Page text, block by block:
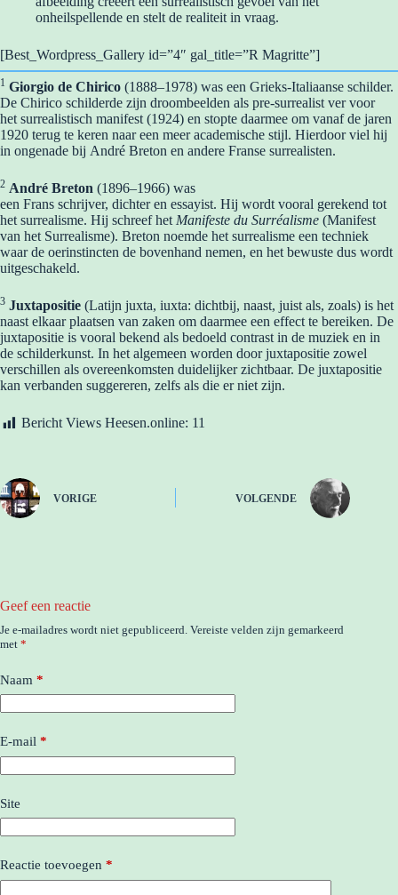
onheilspellende en stelt de realiteit in vraag.
[Best_Wordpress_Gallery id=”4″ gal_title=”R Magritte”]
1 Giorgio de Chirico (1888–1978) was een Grieks-Italiaanse schilder.
De Chirico schilderde zijn droombeelden als pre-surrealist ver voor
het surrealistisch manifest (1924) en stopte daarmee om vanaf de jaren
1920 terug te keren naar een meer academische stijl. Hierdoor viel hij
in ongenade bij André Breton en andere Franse surrealisten.
2 André Breton (1896–1966) was
een Frans schrijver, dichter en essayist. Hij wordt vooral gerekend tot
het surrealisme. Hij schreef het Manifeste du Surréalisme (Manifest
van het Surrealisme). Breton noemde het surrealisme een techniek
waar de oerinstincten de bovenhand nemen, en het bewuste dus wordt
uitgeschakeld.
3 Juxtapositie (Latijn juxta, iuxta: dichtbij, naast, juist als, zoals) is het
naast elkaar plaatsen van zaken om daarmee een effect te bereiken. De
juxtapositie is vooral bekend als bedoeld contrast in de muziek en in
de schilderkunst. In het algemeen worden door juxtapositie zowel
verschillen als overeenkomsten duidelijker zichtbaar. De juxtapositie
kan verbanden suggereren, zelfs als die er niet zijn.
Bericht Views Heesen.online: 11
VORIGE VOLGENDE
Geef een reactie
Je e-mailadres wordt niet gepubliceerd. Vereiste velden zijn gemarkeerd
met *
Naam *
E-mail *
Site
Reactie toevoegen *